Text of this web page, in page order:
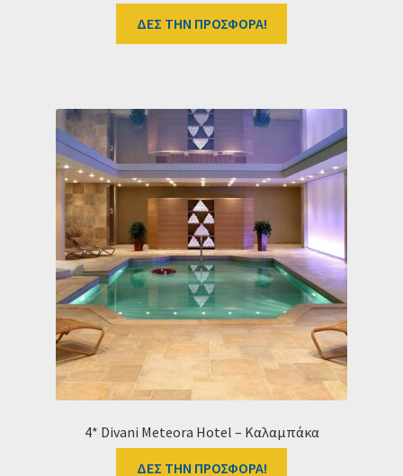
ΔΕΣ ΤΗΝ ΠΡΟΣΦΟΡΑ!
4* Divani Meteora Hotel – Καλαμπάκα
ΔΕΣ ΤΗΝ ΠΡΟΣΦΟΡΑ!